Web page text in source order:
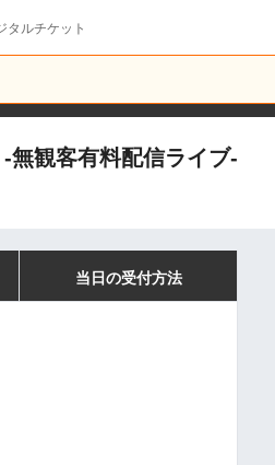
ルチケット
観客有料配信ライブ-
当日の受付方法